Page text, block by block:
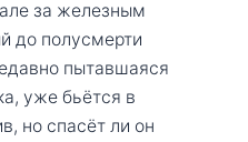
за железным
до полусмерти
пытавшаяся
уже бьётся в
но спасёт ли он